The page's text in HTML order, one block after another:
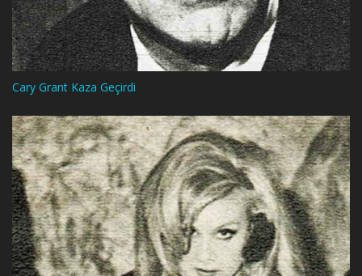
Cary Grant Kaza Geçirdi